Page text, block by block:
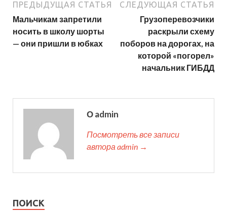
ПРЕДЫДУЩАЯ СТАТЬЯ
Мальчикам запретили
носить в школу шорты
— они пришли в юбках
СЛЕДУЮЩАЯ СТАТЬЯ
Грузоперевозчики
раскрыли схему
поборов на дорогах, на
которой «погорел»
начальник ГИБДД
О admin
Посмотреть все записи
автора admin →
ПОИСК